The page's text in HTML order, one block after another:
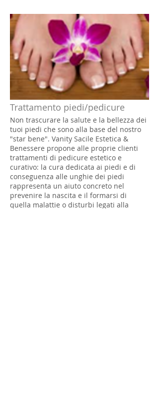
Trattamento piedi/pedicure
Non trascurare la salute e la bellezza dei
tuoi piedi che sono alla base del nostro
"star bene". Vanity Sacile Estetica &
Benessere propone alle proprie clienti
trattamenti di pedicure estetico e
curativo: la cura dedicata ai piedi e di
conseguenza alle unghie dei piedi
rappresenta un aiuto concreto nel
prevenire la nascita e il formarsi di
quella malattie o disturbi legati alla